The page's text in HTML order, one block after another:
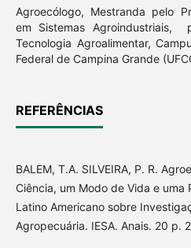
Agroecólogo, Mestranda pelo
em Sistemas Agroindustriais,
Tecnologia Agroalimentar,
Federal de Campina Grande
REFERÊNCIAS
BALEM, T.A. SILVEIRA, P. R.
Ciência, um Modo de Vida e uma
Latino Americano sobre
Agropecuária. IESA. Anais. 20 p.